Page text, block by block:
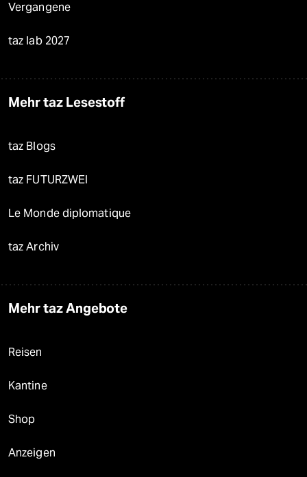
Vergangene
taz lab 2027
Mehr taz Lesestoff
taz Blogs
taz FUTURZWEI
Le Monde diplomatique
taz Archiv
Mehr taz Angebote
Reisen
Kantine
Shop
Anzeigen